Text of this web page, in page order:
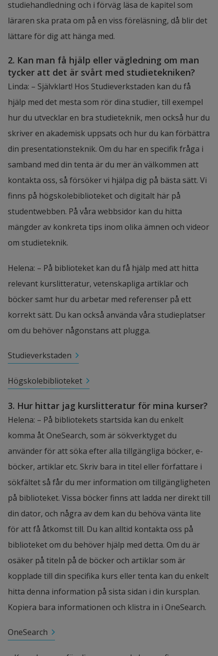
studiehandledning och i förväg läsa de kapitel som
läraren ska prata om på en viss föreläsning, då blir det
lättare för dig att hänga med.
2. Kan man få hjälp eller vägledning om man
tycker att det är svårt med studietekniken?
Linda: – Självklart! Hos Studieverkstaden kan du få
hjälp med det mesta som rör dina studier, till exempel
hur du utvecklar en bra studieteknik, men också hur du
skriver en akademisk uppsats och hur du kan förbättra
din presentationsteknik. Om du har en specifik fråga i
samband med din tenta är du mer än välkommen att
kontakta oss, så försöker vi hjälpa dig på bästa sätt. Vi
finns på högskolebiblioteket och digitalt här på
studentwebben. På våra webbsidor kan du hitta
mängder av konkreta tips inom olika ämnen och videor
om studieteknik.
Helena: – På biblioteket kan du få hjälp med att hitta
relevant kurslitteratur, vetenskapliga artiklar och
böcker samt hur du arbetar med referenser på ett
korrekt sätt. Du kan också använda våra studieplatser
om du behöver någonstans att plugga.
Studieverkstaden
Högskolebiblioteket
3. Hur hittar jag kurslitteratur för mina kurser?
Helena: – På bibliotekets startsida kan du enkelt
komma åt OneSearch, som är sökverktyget du
använder för att söka efter alla tillgängliga böcker, e-
böcker, artiklar etc. Skriv bara in titel eller författare i
sökfältet så får du mer information om tillgängligheten
på biblioteket. Vissa böcker finns att ladda ner direkt till
din dator, och några av dem kan du behöva vänta lite
för att få åtkomst till. Du kan alltid kontakta oss på
biblioteket om du behöver hjälp med detta. Om du är
osäker på titeln på de böcker och artiklar som är
kopplade till din specifika kurs eller tenta kan du enkelt
hitta denna information på sista sidan i din kursplan.
Kopiera bara informationen och klistra in i OneSearch.
OneSearch